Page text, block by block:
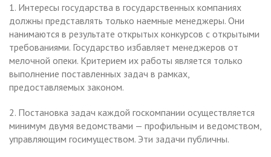
1. Интересы государства в государственных компаниях
должны представлять только наемные менеджеры. Они
нанимаются в результате открытых конкурсов с открытыми
требованиями. Государство избавляет менеджеров от
мелочной опеки. Критерием их работы является только
выполнение поставленных задач в рамках,
предоставляемых законом.
2. Постановка задач каждой госкомпании осуществляется
минимум двумя ведомствами — профильным и ведомством,
управляющим госимуществом. Эти задачи публичны.